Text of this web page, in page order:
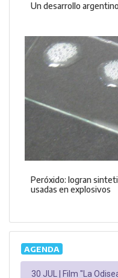
Un desarrollo
Peróxido: logran
usadas en explosivos
AGENDA
30 JUL | Film "La